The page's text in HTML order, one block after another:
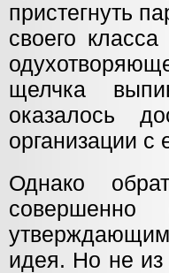
пристегнуть
своего
щелчка
оказалось
организации с
Однако
идея. Но не